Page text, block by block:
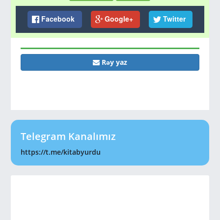
Facebook Google+ Twitter
Rəy yaz
Telegram Kanalımız
https://t.me/kitabyurdu